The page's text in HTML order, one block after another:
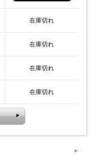
在庫切れ
在庫切れ
在庫切れ
在庫切れ